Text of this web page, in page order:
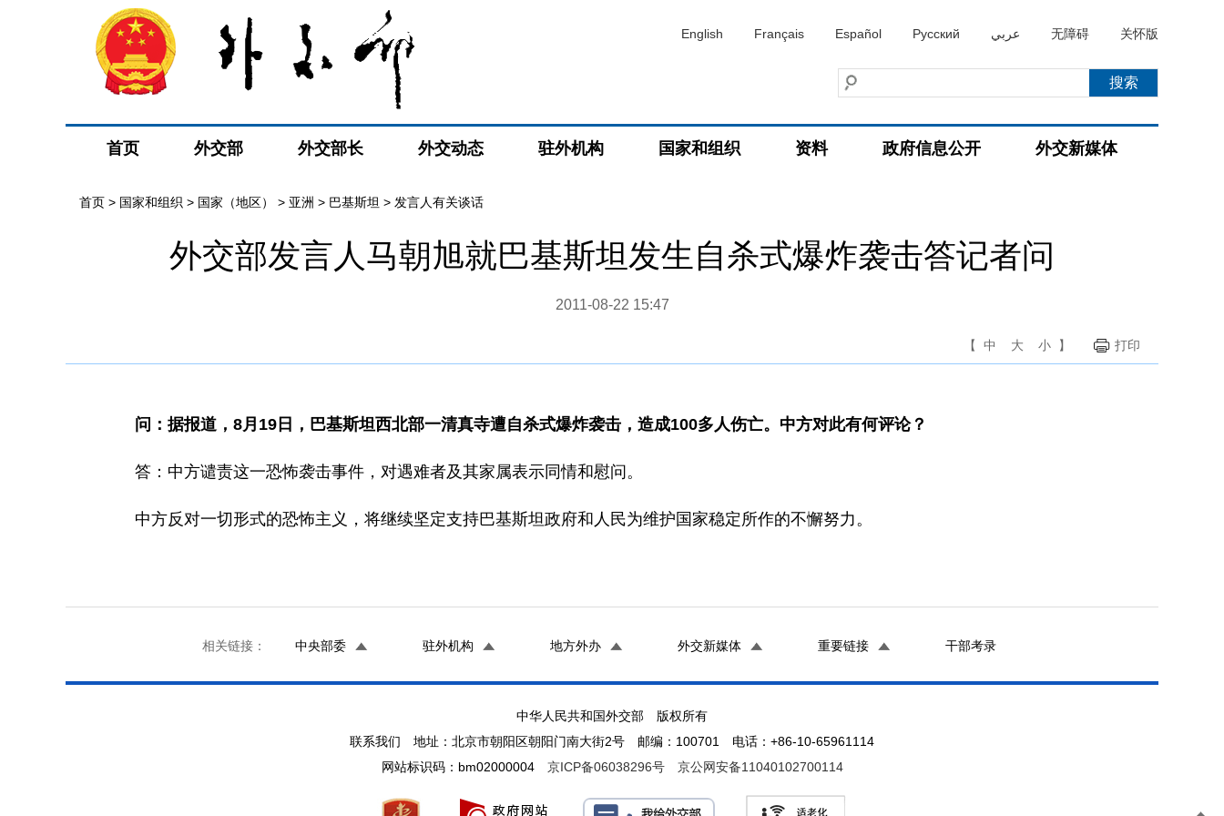
English Français Español Русский عربي 无障碍 关怀版
首页 外交部 外交部长 外交动态 驻外机构 国家和组织 资料 政府信息公开 外交新媒体
首页 > 国家和组织 > 国家（地区） > 亚洲 > 巴基斯坦 > 发言人有关谈话
外交部发言人马朝旭就巴基斯坦发生自杀式爆炸袭击答记者问
2011-08-22 15:47
【 中 大 小 】 打印
问：据报道，8月19日，巴基斯坦西北部一清真寺遭自杀式爆炸袭击，造成100多人伤亡。中方对此有何评论？
答：中方谴责这一恐怖袭击事件，对遇难者及其家属表示同情和慰问。
中方反对一切形式的恐怖主义，将继续坚定支持巴基斯坦政府和人民为维护国家稳定所作的不懈努力。
相关链接： 中央部委 驻外机构 地方外办 外交新媒体 重要链接 干部考录
中华人民共和国外交部 版权所有
联系我们 地址：北京市朝阳区朝阳门南大街2号 邮编：100701 电话：+86-10-65961114
网站标识码：bm02000004 京ICP备06038296号 京公网安备11040102700114